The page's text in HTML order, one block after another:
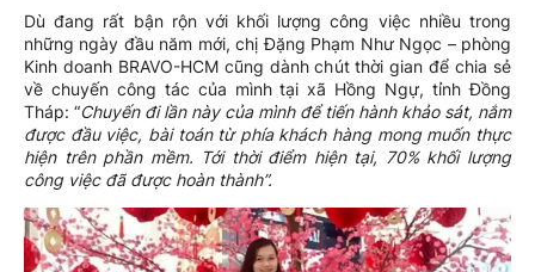
Dù đang rất bận rộn với khối lượng công việc nhiều trong
những ngày đầu năm mới, chị Đặng Phạm Như Ngọc – phòng
Kinh doanh BRAVO-HCM cũng dành chút thời gian để chia sẻ
về chuyến công tác của mình tại xã Hồng Ngự, tỉnh Đồng
Tháp: “Chuyến đi lần này của mình để tiến hành khảo sát, nắm
được đầu việc, bài toán từ phía khách hàng mong muốn thực
hiện trên phần mềm. Tới thời điểm hiện tại, 70% khối lượng
công việc đã được hoàn thành”.